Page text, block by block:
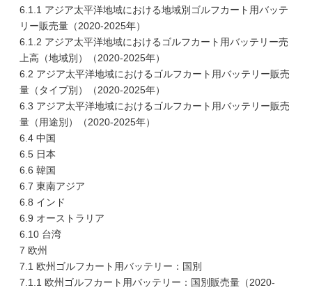
6.1.1 アジア太平洋地域における地域別ゴルフカート用バッテ
リー販売量（2020-2025年）
6.1.2 アジア太平洋地域におけるゴルフカート用バッテリー売
上高（地域別）（2020-2025年）
6.2 アジア太平洋地域におけるゴルフカート用バッテリー販売
量（タイプ別）（2020-2025年）
6.3 アジア太平洋地域におけるゴルフカート用バッテリー販売
量（用途別）（2020-2025年）
6.4 中国
6.5 日本
6.6 韓国
6.7 東南アジア
6.8 インド
6.9 オーストラリア
6.10 台湾
7 欧州
7.1 欧州ゴルフカート用バッテリー：国別
7.1.1 欧州ゴルフカート用バッテリー：国別販売量（2020-